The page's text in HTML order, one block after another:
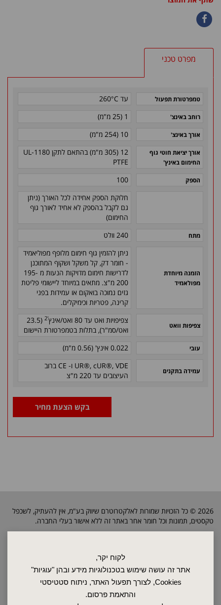
לקוח יקר,
אתר זה עושה שימוש בטכנולוגיות מידע ובהן "עוגיות"
Cookies, לצורך תפעול האתר, ניתוח סטטיסטי
והתאמת פרסום.
מפרט טכני
טמפרטורת תפעול עד 260°C
רוחב באינצ' 1 (25 מ"מ)
אורך באינצ' 10 (254 מ"מ)
אורך יציאת חוטי גוף
החימום באינץ'
12 (305 מ"מ) בהתאם לתקן 1180-UL
PTFE
הספק
100
חלוקת הספק אחידה לכל האורך (ניתן
גם לקבל בהספק לא אחיד לאורך גוף
החימום)
מתח 240 וולט
הזמנה מיוחדת
מפולאמיד
ניתן להזמין גוף חימום מלופף מפוליאמיד
- חומר דק, קל משקל ושקוף המתוכנן
לדרישות חימום מדויקות הנעות מ 195-
200 מ"צ. מתאים במיוחד ליישומי פליטת
גזים נמוכה בואקום או עמידות בפני
קרינה, פטריות וכימיקלים.
צפיפות וואט
צפיפויות ואט עד 80 ואט/אינץ '2
(23.5
ואט/סמ"ר), בתלות בטמפרטורת היישום
עובי 0.022 אינץ' (0.56 מ"מ)
עמידה בתקנים
UR®, cUR®, VDE ו- CE ברוב
העיצובים עד 220 מ"צ
בקש הצעת מחיר
2026 © כל הזכויות שמורות לאלקטרוטרם שיווק בע"מ, אין להעתיק, לשכפל
טקסטים, תמונות וכל חומר אחר באתר זה ללא אישור בעלי החברה.
שרות ותחזוקה